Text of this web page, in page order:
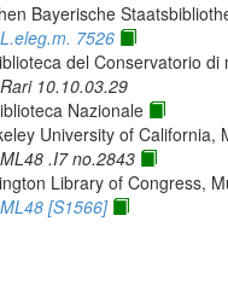
Bayerische
L.eleg.m. 7526
del Conservatorio
10.10.03.29
Nazionale
University of California,
.I7 no.2843
Library of Congress,
ML48 [S1566]